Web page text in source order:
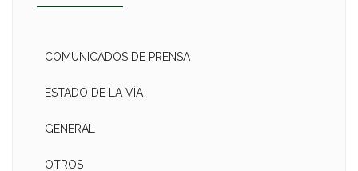
COMUNICADOS DE PRENSA
ESTADO DE LA VÍA
GENERAL
OTROS